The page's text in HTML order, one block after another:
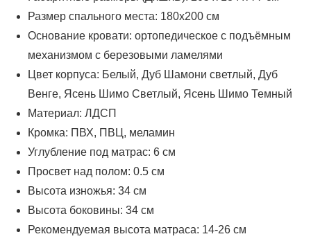
Размер спального места: 180х200 см
Основание кровати: ортопедическое с подъёмным
механизмом с березовыми ламелями
Цвет корпуса: Белый, Дуб Шамони светлый, Дуб
Венге, Ясень Шимо Светлый, Ясень Шимо Темный
Материал: ЛДСП
Кромка: ПВХ, ПВЦ, меламин
Углубление под матрас: 6 см
Просвет над полом: 0.5 см
Высота изножья: 34 см
Высота боковины: 34 см
Рекомендуемая высота матраса: 14-26 см